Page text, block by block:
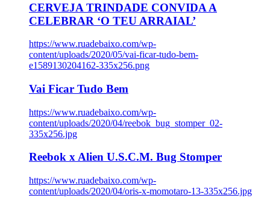
CERVEJA TRINDADE CONVIDA A
CELEBRAR ‘O TEU ARRAIAL’
https://www.ruadebaixo.com/wp-
content/uploads/2020/05/vai-ficar-tudo-bem-
e1589130204162-335x256.png
Vai Ficar Tudo Bem
https://www.ruadebaixo.com/wp-
content/uploads/2020/04/reebok_bug_stomper_02-
335x256.jpg
Reebok x Alien U.S.C.M. Bug Stomper
https://www.ruadebaixo.com/wp-
content/uploads/2020/04/oris-x-momotaro-13-335x256.jpg